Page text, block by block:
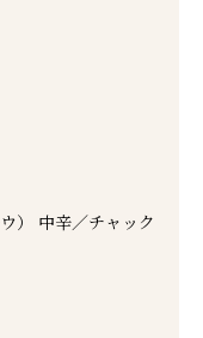
） 中辛／チャック